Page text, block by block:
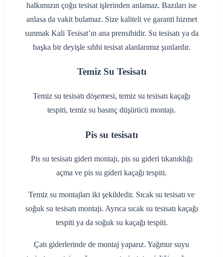
halkımızın çoğu tesisat işlerinden anlamaz. Bazıları ise
anlasa da vakit bulamaz. Size kaliteli ve garanti hizmet
sunmak Kali Tesisat’ın ana prensibidir. Su tesisatı ya da
başka bir deyişle sıhhi tesisat alanlarımız şunlardır.
Temiz Su Tesisatı
Temiz su tesisatı döşemesi, temiz su tesisatı kaçağı
tespiti, temiz su basınç düşürücü montajı.
Pis su tesisatı
Pis su tesisatı gideri montajı, pis su gideri tıkanıklığı
açma ve pis su gideri kaçağı tespiti.
Temiz su montajları iki şekildedir. Sıcak su tesisatı ve
soğuk su tesisatı montajı. Ayrıca sıcak su tesisatı kaçağı
tespiti ya da soğuk su kaçağı tespiti.
Çatı giderlerinde de montaj yaparız. Yağmur suyu